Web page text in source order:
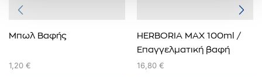
Μπωλ Βαφής
1,20 €
HERBORIA MAX 100ml /
Επαγγελµατική βαφή
διαρκείας χωρίς αµµωνία
16,80 €